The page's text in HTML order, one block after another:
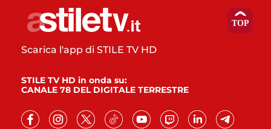
Scarica l'app di STILE TV HD
STILE TV HD in onda su:
CANALE 78 DEL DIGITALE TERRESTRE